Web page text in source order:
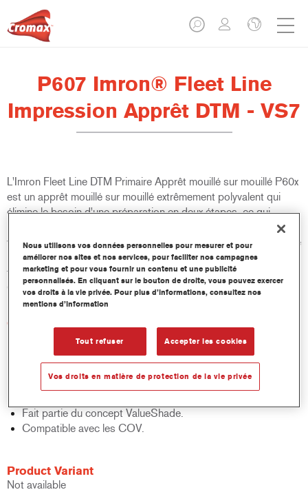
P607 Imron® Fleet Line
Impression Apprêt DTM - VS7
L'Imron Fleet Line DTM Primaire Apprêt mouillé sur mouillé P60x
est un apprêt mouillé sur mouillé extrêmement polyvalent qui
élimine le besoin d'une préparation en deux étapes, ce qui
permet d'augmenter la productivité du processus de finition des
véhicules commerciaux. Il peut être appliqué directement sur une
large gamme de métaux. Il convient à toutes les couches de
finition de la gamme Imron Fleet Line et aux couches de base
Cromax.
Caractéristiques du produit
Aide à augmenter la productivité.
Peut être appliqué directement sur le métal.
Offre une large fenêtre d'application.
Peut être utilisé sur les plastiques courants sans promoteur
Fait partie du concept ValueShade.
Compatible avec les COV.
Product Variant
Not available
Nous utilisons vos données personnelles pour mesurer et pour
améliorer nos sites et nos services, pour faciliter nos campagnes
marketing et pour vous fournir un contenu et une publicité
personnalisés. En cliquant sur le bouton de droite, vous pouvez exercer
vos droits à la vie privée. Pour plus d’informations, consultez nos
mentions d’information
Tout refuser Accepter les cookies
Vos droits en matière de protection de la vie privée